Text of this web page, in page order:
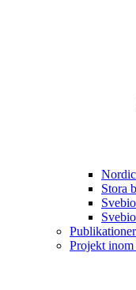
Stora
Projekt inom